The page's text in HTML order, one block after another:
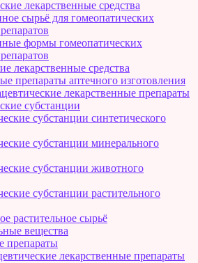
лекарственные средства
сырьё для гомеопатических
формы гомеопатических
лекарственные средства
препараты аптечного изготовления
лекарственные препараты
субстанции
субстанции синтетического
субстанции минерального
субстанции животного
субстанции растительного
растительное сырьё
вещества
препараты
лекарственные препараты